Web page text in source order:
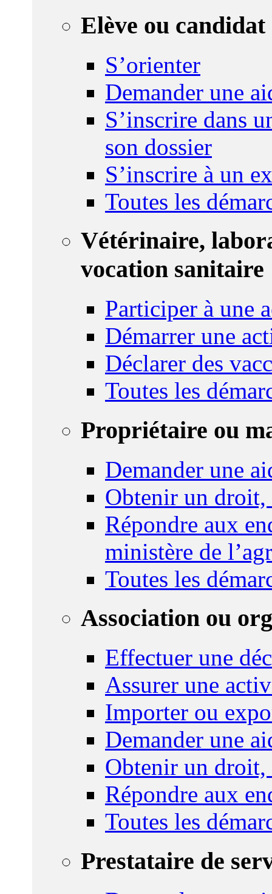
Elève ou candidat
S’orienter
Demander une
S’inscrire dans
son dossier
S’inscrire à un
Toutes les
Vétérinaire,
vocation sanitaire
Participer à une
Démarrer une
Déclarer des
Toutes les
Propriétaire ou
Demander une
Obtenir un droit,
Répondre aux
ministère de
Toutes les
Association ou
Effectuer une
Assurer une
Importer ou
Demander une
Obtenir un droit,
Répondre aux
Toutes les
Prestataire de